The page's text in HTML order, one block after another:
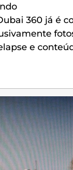
360 já é
e